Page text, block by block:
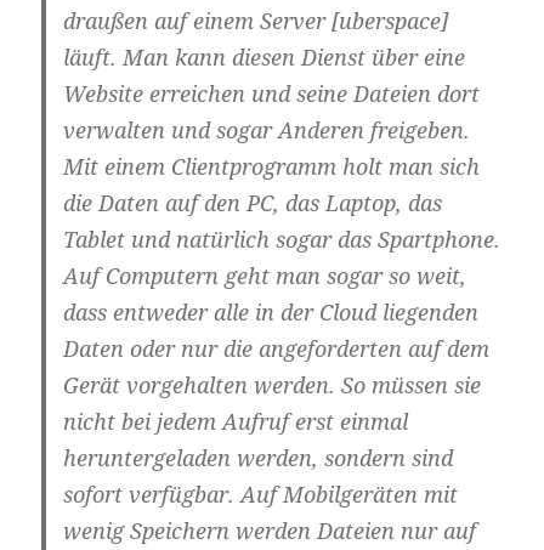
draußen auf einem Server [uberspace]
läuft. Man kann diesen Dienst über eine
Website erreichen und seine Dateien dort
verwalten und sogar Anderen freigeben.
Mit einem Clientprogramm holt man sich
die Daten auf den PC, das Laptop, das
Tablet und natürlich sogar das Spartphone.
Auf Computern geht man sogar so weit,
dass entweder alle in der Cloud liegenden
Daten oder nur die angeforderten auf dem
Gerät vorgehalten werden. So müssen sie
nicht bei jedem Aufruf erst einmal
heruntergeladen werden, sondern sind
sofort verfügbar. Auf Mobilgeräten mit
wenig Speichern werden Dateien nur auf